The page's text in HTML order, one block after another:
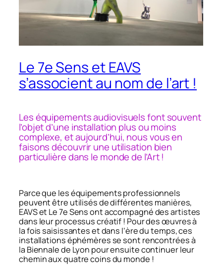
Le 7e Sens et EAVS
s’associent au nom de l’art !
Les équipements audiovisuels font souvent
l’objet d’une installation plus ou moins
complexe, et aujourd’hui, nous vous en
faisons découvrir une utilisation bien
particulière dans le monde de l’Art !
Parce que les équipements professionnels
peuvent être utilisés de différentes manières,
EAVS et Le 7e Sens ont accompagné des artistes
dans leur processus créatif ! Pour des œuvres à
la fois saisissantes et dans l’ère du temps, ces
installations éphémères se sont rencontrées à
la Biennale de Lyon pour ensuite continuer leur
chemin aux quatre coins du monde !